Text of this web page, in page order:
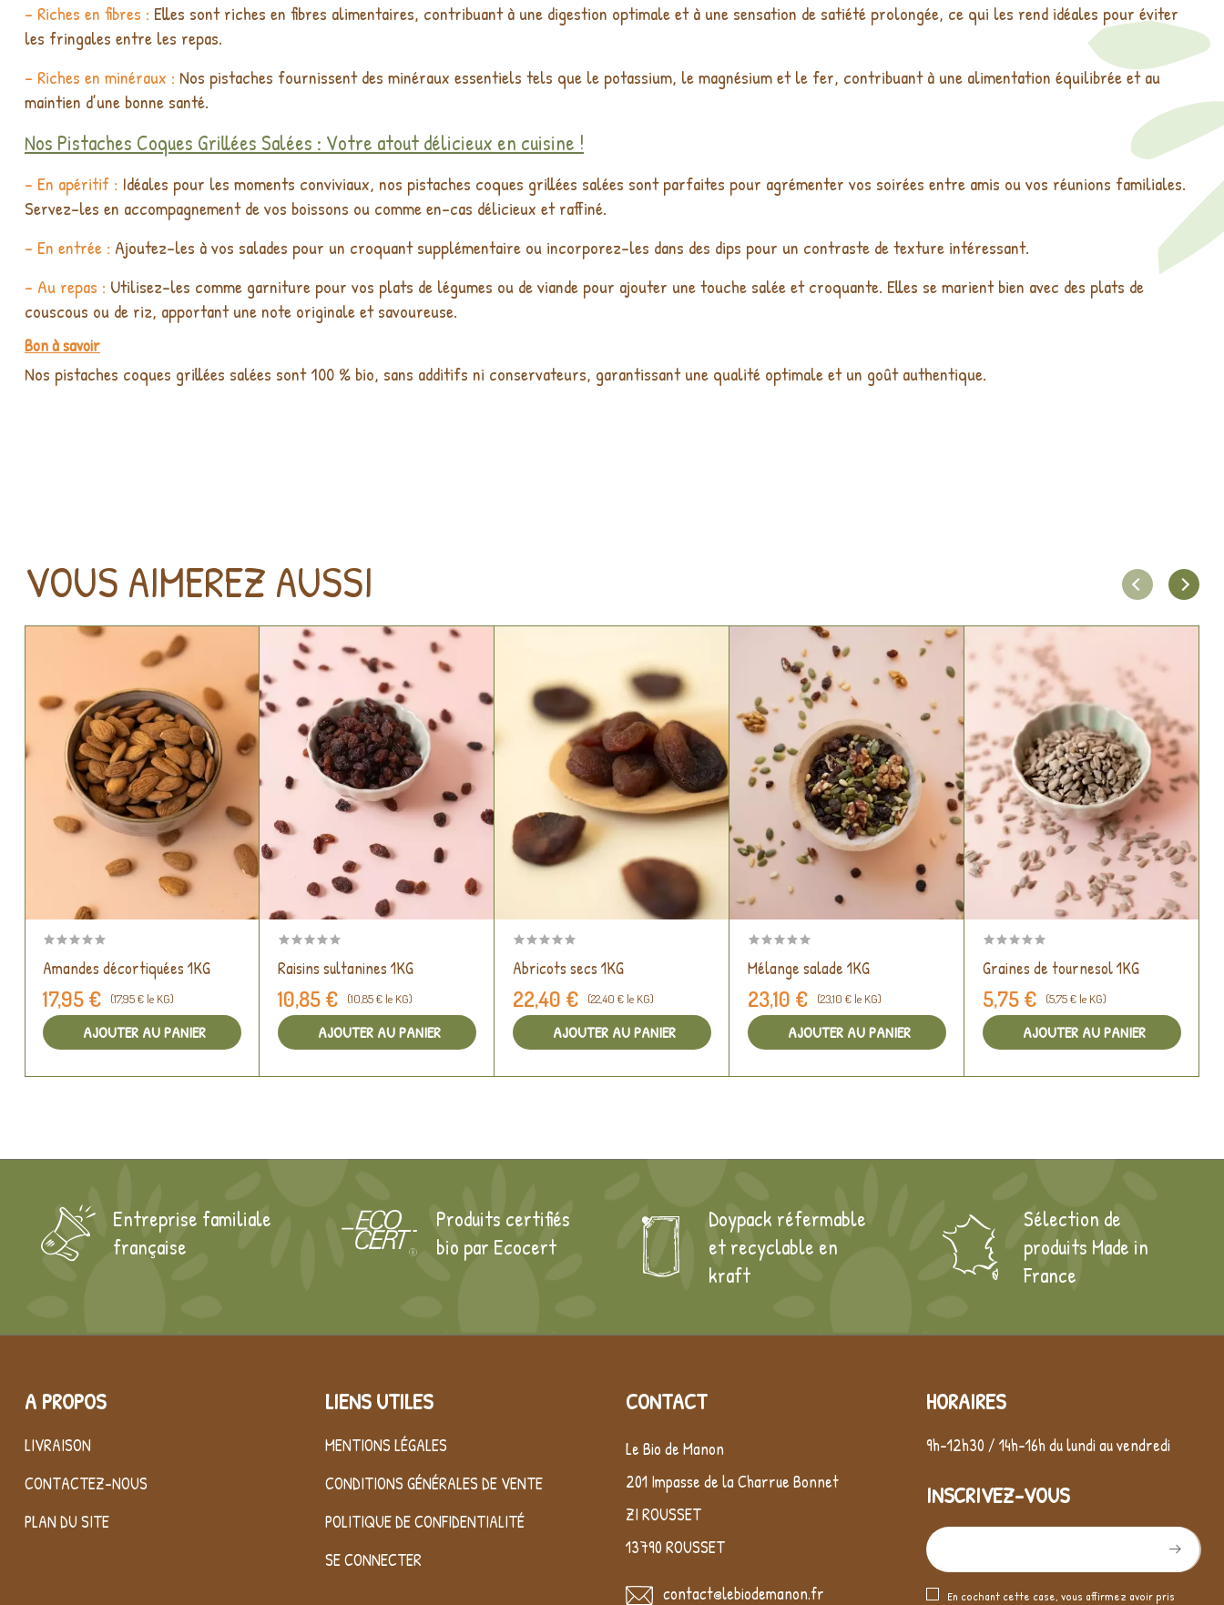
- Riches en fibres : Elles sont riches en fibres alimentaires, contribuant à une digestion optimale et à une sensation de satiété prolongée, ce qui les rend idéales pour éviter
les fringales entre les repas.
- Riches en minéraux : Nos pistaches fournissent des minéraux essentiels tels que le potassium, le magnésium et le fer, contribuant à une alimentation équilibrée et au
maintien d’une bonne santé.
Nos Pistaches Coques Grillées Salées : Votre atout délicieux en cuisine !
- En apéritif : Idéales pour les moments conviviaux, nos pistaches coques grillées salées sont parfaites pour agrémenter vos soirées entre amis ou vos réunions familiales.
Servez-les en accompagnement de vos boissons ou comme en-cas délicieux et raffiné.
- En entrée : Ajoutez-les à vos salades pour un croquant supplémentaire ou incorporez-les dans des dips pour un contraste de texture intéressant.
- Au repas : Utilisez-les comme garniture pour vos plats de légumes ou de viande pour ajouter une touche salée et croquante. Elles se marient bien avec des plats de
couscous ou de riz, apportant une note originale et savoureuse.
Bon à savoir
Nos pistaches coques grillées salées sont 100 % bio, sans additifs ni conservateurs, garantissant une qualité optimale et un goût authentique.
VOUS AIMEREZ AUSSI
Amandes décortiquées 1KG
17,95 € (17,95 € le KG)
AJOUTER AU PANIER
Raisins sultanines 1KG
10,85 € (10,85 € le KG)
AJOUTER AU PANIER
Abricots secs 1KG
22,40 € (22,40 € le KG)
AJOUTER AU PANIER
Mélange salade 1KG
23,10 € (23,10 € le KG)
AJOUTER AU PANIER
Graines de tournesol 1KG
5,75 € (5,75 € le KG)
AJOUTER AU PANIER
Entreprise familiale
française
Produits certifiés
bio par Ecocert
Doypack réfermable
et recyclable en
kraft
Sélection de
produits Made in
France
A PROPOS
LIVRAISON
CONTACTEZ-NOUS
PLAN DU SITE
LIENS UTILES
MENTIONS LÉGALES
CONDITIONS GÉNÉRALES DE VENTE
POLITIQUE DE CONFIDENTIALITÉ
SE CONNECTER
CONTACT
Le Bio de Manon
201 Impasse de la Charrue Bonnet
ZI ROUSSET
13790 ROUSSET
contact@lebiodemanon.fr
HORAIRES
En cochant cette case, vous affirmez avoir pris
9h-12h30 / 14h-16h du lundi au vendredi
INSCRIVEZ-VOUS